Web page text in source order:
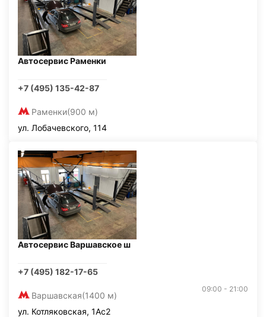
Автосервис Раменки
+7 (495) 135-42-87
Раменки(900 м)
ул. Лобачевского, 114
Автосервис Варшавское ш
+7 (495) 182-17-65
Варшавская(1400 м)
09:00 - 21:00
ул. Котляковская, 1Ас2